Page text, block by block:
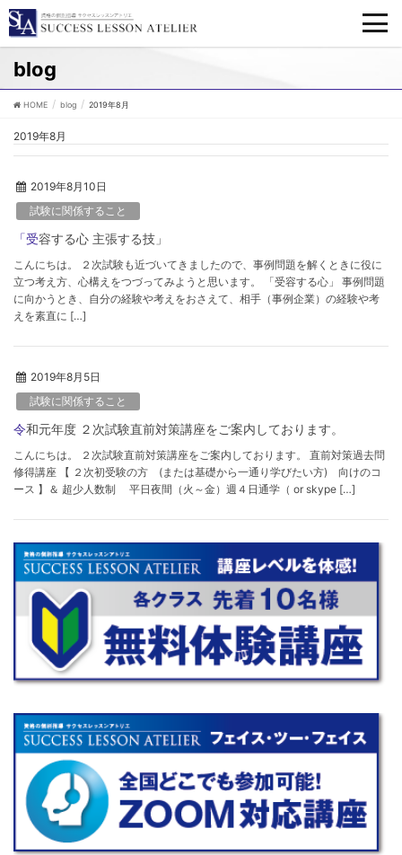
blog
HOME blog 2019年8月
2019年8月
2019年8月10日
試験に関係すること
「受容する心 主張する技」
こんにちは。 ２次試験も近づいてきましたので、事例問題を解くときに役に
立つ考え方、心構えをつづってみようと思います。 「受容する心」 事例問題
に向かうとき、自分の経験や考えをおさえて、相手（事例企業）の経験や考
えを素直に […]
2019年8月5日
試験に関係すること
令和元年度 ２次試験直前対策講座をご案内しております。
こんにちは。 ２次試験直前対策講座をご案内しております。 直前対策過去問
修得講座 【 ２次初受験の方 (または基礎から一通り学びたい方) 向けのコ
ース 】＆ 超少人数制 平日夜間（火～金）週４日通学（ or skype […]